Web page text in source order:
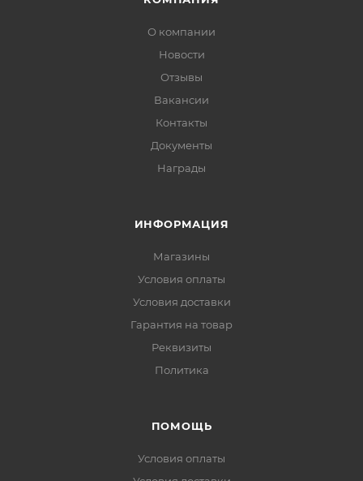
О компании
Новости
Отзывы
Вакансии
Контакты
Документы
Награды
ИНФОРМАЦИЯ
Магазины
Условия оплаты
Условия доставки
Гарантия на товар
Реквизиты
Политика
ПОМОЩЬ
Условия оплаты